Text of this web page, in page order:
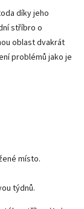
díky jeho
stříbro o
oblast dvakrát
problémů jako je
místo.
týdnů.